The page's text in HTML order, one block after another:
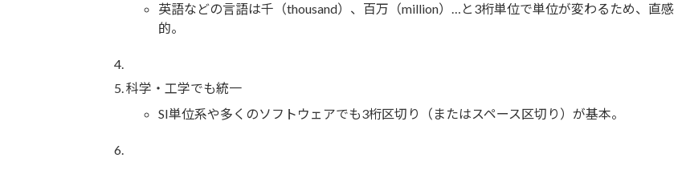
英語などの言語は千（thousand）、百万（million）…と3桁単位で単位が変わるため、直感
的。
科学・工学でも統一
SI単位系や多くのソフトウェアでも3桁区切り（またはスペース区切り）が基本。